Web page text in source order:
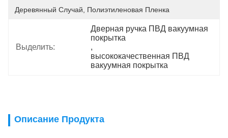
Деревянный Случай, Полиэтиленовая Пленка
Выделить:
Дверная ручка ПВД вакуумная
покрытка
,
высококачественная ПВД
вакуумная покрытка
Описание Продукта